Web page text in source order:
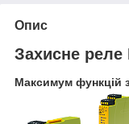
Опис
Захисне реле
Максимум функцій